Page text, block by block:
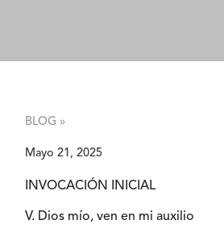
BLOG »
Mayo 21, 2025
INVOCACIÓN INICIAL
V. Dios mío, ven en mi auxilio